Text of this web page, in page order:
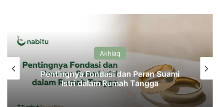
Akhlaq
Pentingnya Fondasi dan Peran Suami
Istri dalam Rumah Tangga